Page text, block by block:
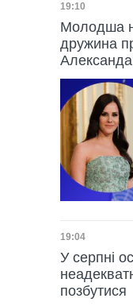
Дата
19:10
Молодша
дружина
Дата
19:04
У серпні
позбутися